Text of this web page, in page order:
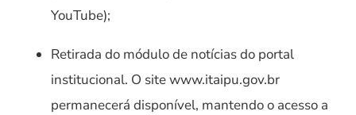
YouTube);
Retirada do módulo de notícias do portal
institucional. O site www.itaipu.gov.br
permanecerá disponível, mantendo o acesso a